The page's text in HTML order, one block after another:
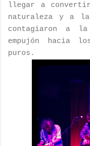
llegar a
naturaleza y a la
contagiaron a la
empujón hacia
puros.